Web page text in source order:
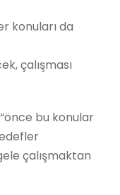
konuları da
çalışması
bu konular
çalışmaktan